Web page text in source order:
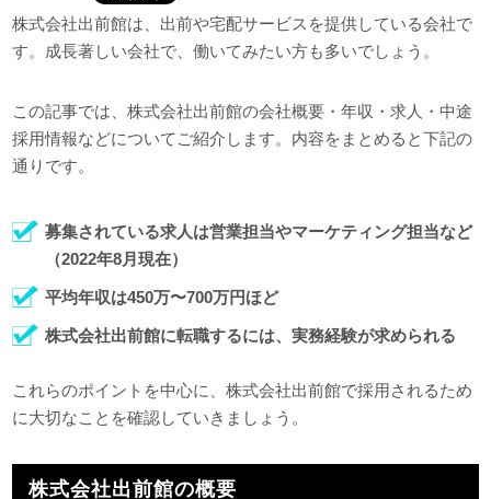
株式会社出前館は、出前や宅配サービスを提供している会社で
す。成長著しい会社で、働いてみたい方も多いでしょう。
この記事では、株式会社出前館の会社概要・年収・求人・中途
採用情報などについてご紹介します。内容をまとめると下記の
通りです。
募集されている求人は営業担当やマーケティング担当など
（2022年8月現在）
平均年収は450万〜700万円ほど
株式会社出前館に転職するには、実務経験が求められる
これらのポイントを中心に、株式会社出前館で採用されるため
に大切なことを確認していきましょう。
株式会社出前館の概要